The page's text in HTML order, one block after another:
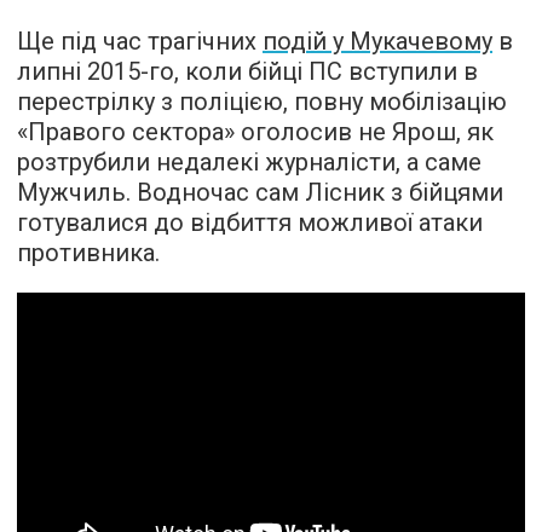
Ще під час трагічних подій у Мукачевому в
липні 2015-го, коли бійці ПС вступили в
перестрілку з поліцією, повну мобілізацію
«Правого сектора» оголосив не Ярош, як
розтрубили недалекі журналісти, а саме
Мужчиль. Водночас сам Лісник з бійцями
готувалися до відбиття можливої атаки
противника.